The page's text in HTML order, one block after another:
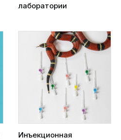
лаборатории
Инъекционная